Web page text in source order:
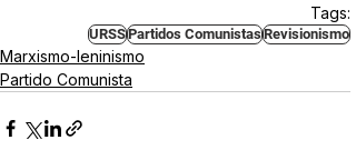
Tags:
URSSPartidos ComunistasRevisionismo
Marxismo-leninismo
Partido Comunista